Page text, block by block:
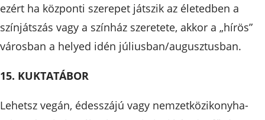
ezért ha központi szerepet játszik az életedben a
színjátszás vagy a színház szeretete, akkor a „hírös”
városban a helyed idén júliusban/augusztusban.
15. KUKTATÁBOR
Lehetsz vegán, édesszájú vagy nemzetközikonyha-